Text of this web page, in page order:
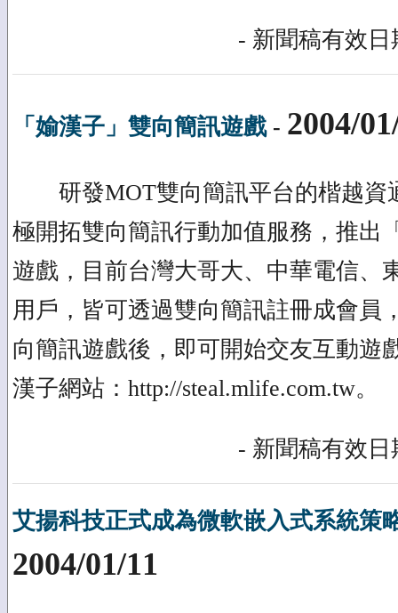
- 新聞稿有效日
「媮漢子」雙向簡訊遊戲- 2004/
研發MOT雙向簡訊平台的楷越資
極開拓雙向簡訊行動加值服務，推出
遊戲，目前台灣大哥大、中華電信、
用戶，皆可透過雙向簡訊註冊成會員
向簡訊遊戲後，即可開始交友互動遊
漢子網站：http://steal.mlife.com.tw。
- 新聞稿有效日
艾揚科技正式成為微軟嵌入式系統策
2004/01/11